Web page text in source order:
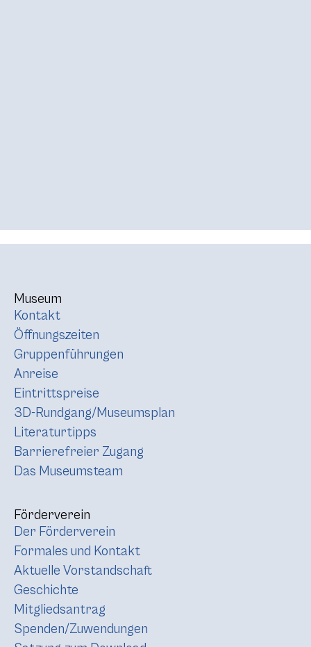
Museum
Kontakt
Öffnungszeiten
Gruppenführungen
Anreise
Eintrittspreise
3D-Rundgang/Museumsplan
Literaturtipps
Barrierefreier Zugang
Das Museumsteam
Förderverein
Der Förderverein
Formales und Kontakt
Aktuelle Vorstandschaft
Geschichte
Mitgliedsantrag
Spenden/Zuwendungen